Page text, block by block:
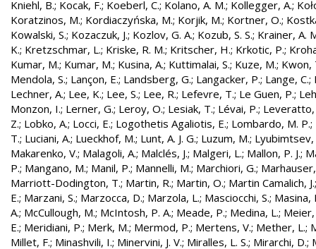
Kniehl, B.; Kocak, F.; Koeberl, C.; Kolano, A. M.; Kollegger, A.;
Koratzinos, M.; Kordiaczyńska, M.; Korjik, M.; Kortner, O.;
Kowalski, S.; Kozaczuk, J.; Kozlov, G. A.; Kozub, S. S.; Krainer, A.
K.; Kretzschmar, L.; Kriske, R. M.; Kritscher, H.; Krkotic, P.;
Kumar, M.; Kumar, M.; Kusina, A.; Kuttimalai, S.; Kuze, M.; Kwon,
Mendola, S.; Lançon, E.; Landsberg, G.; Langacker, P.; Lange, C.;
Lechner, A.; Lee, K.; Lee, S.; Lee, R.; Lefevre, T.; Le Guen, P.;
Monzon, I.; Lerner, G.; Leroy, O.; Lesiak, T.; Lévai, P.; Leveratto,
Z.; Lobko, A.; Locci, E.; Logothetis Agaliotis, E.; Lombardo, M. P.;
T.; Luciani, A.; Lueckhof, M.; Lunt, A. J. G.; Luzum, M.; Lyubimtsev,
Makarenko, V.; Malagoli, A.; Malclés, J.; Malgeri, L.; Mallon, P. J.;
P.; Mangano, M.; Manil, P.; Mannelli, M.; Marchiori, G.;
Marriott-Dodington, T.; Martin, R.; Martin, O.; Martin Camalich, J.
E.; Marzani, S.; Marzocca, D.; Marzola, L.; Masciocchi, S.; Masina,
A.; McCullough, M.; McIntosh, P. A.; Meade, P.; Medina, L.; Meier,
E.; Meridiani, P.; Merk, M.; Mermod, P.; Mertens, V.; Mether, L.;
Millet, F.; Minashvili, I.; Minervini, J. V.; Miralles, L. S.; Mirarchi, D.;